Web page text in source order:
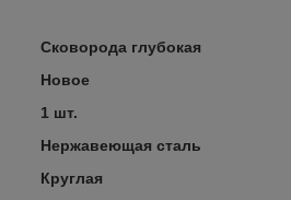
Сковорода глубокая
Новое
1 шт.
Нержавеющая сталь
Круглая